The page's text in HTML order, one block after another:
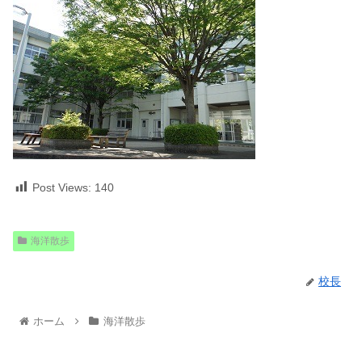
Post Views: 140
海洋散歩
校長
ホーム 海洋散歩